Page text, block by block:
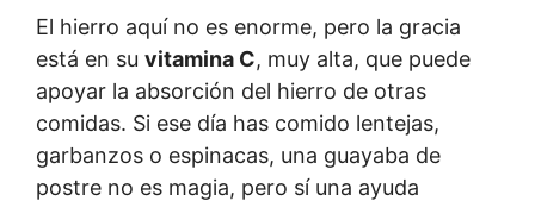
El hierro aquí no es enorme, pero la gracia
está en su vitamina C, muy alta, que puede
apoyar la absorción del hierro de otras
comidas. Si ese día has comido lentejas,
garbanzos o espinacas, una guayaba de
postre no es magia, pero sí una ayuda